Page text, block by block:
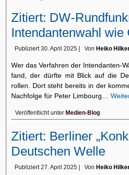
Zitiert: DW-
Intendantenwahl wie
Publiziert 30. April 2025 Von Heiko
Wer das Verfahren der Intendanten-
fand, der dürfte mit Blick auf die
rollen. Dort steht bereits in der
Nachfolge für Peter Limbourg…
Veröffentlicht unter Medien-Blog
Zitiert: Berliner
Deutschen Welle
Publiziert 27. April 2025 Von Heiko